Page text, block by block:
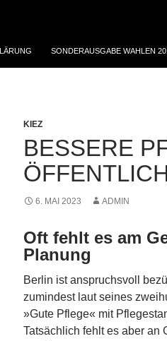
SONDERAUSGABE WAHLEN
KIEZ
BESSERE
6. MAI 2023 ADMIN
Oft fehlt es am
Planung
Berlin ist anspruchsvoll
zumindest laut seines
»Gute Pflege« mit
Tatsächlich fehlt es aber an